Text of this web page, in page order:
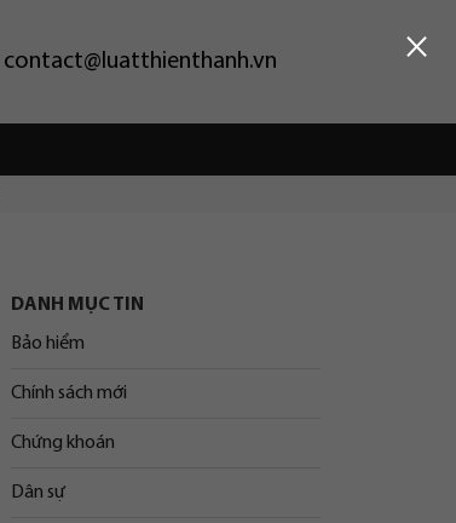
contact@luatthienthanh.vn
DANH MỤC TIN
Bảo hiểm
Chính sách mới
Chứng khoán
Dân sự
×